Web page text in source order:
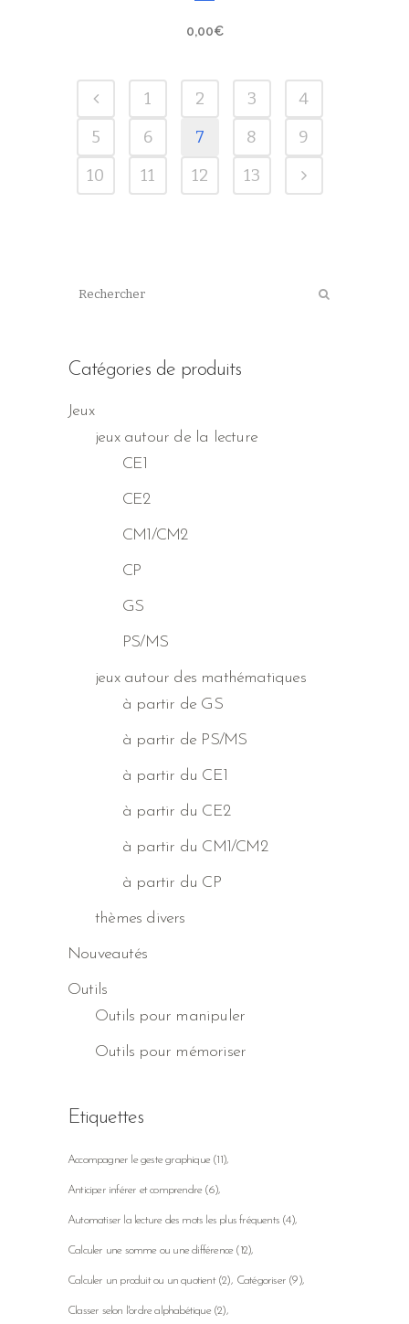
0,00€
1 2 3
4
5
6 7 8
9
10
11 12 13
Catégories de produits
Jeux
jeux autour de la lecture
CE1
CE2
CM1/CM2
CP
GS
PS/MS
jeux autour des mathématiques
à partir de GS
à partir de PS/MS
à partir du CE1
à partir du CE2
à partir du CM1/CM2
à partir du CP
thèmes divers
Nouveautés
Outils
Outils pour manipuler
Outils pour mémoriser
Etiquettes
Accompagner le geste graphique(11)
Anticiper inférer et comprendre(6)
Automatiser la lecture des mots les plus fréquents (4)
Calculer une somme ou une différence(12)
Calculer un produit ou un quotient(2) Catégoriser (9)
Classer selon l'ordre alphabétique(2)